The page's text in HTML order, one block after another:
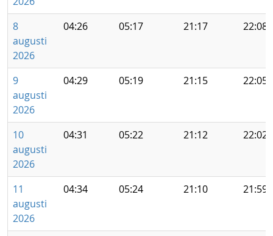
8
augusti
2026
04:26 05:17 21:17 22:08
9
augusti
2026
04:29 05:19 21:15 22:05
10
augusti
2026
04:31 05:22 21:12 22:02
11
augusti
2026
04:34 05:24 21:10 21:59